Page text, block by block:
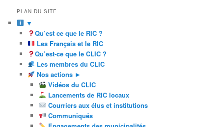
h
e
r
c
h
e
PLAN DU SITE
▼
Qu’est ce que le RIC ?
Les Français et le RIC
Qu’est-ce que le CLIC ?
Les membres du CLIC
Nos actions ►
Vidéos du CLIC
Lancements de RIC locaux
Courriers aux élus et institutions
Communiqués